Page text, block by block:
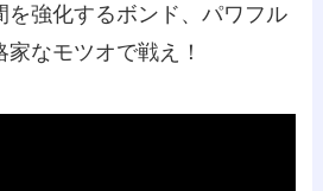
を強化するボンド、パワフル
なモツオで戦え！